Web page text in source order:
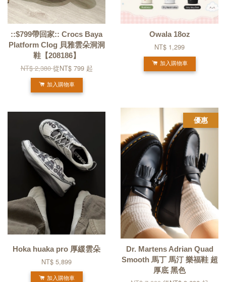
::$799帶回家:: Crocs Baya
Platform Clog 貝雅雲朵洞洞
鞋【208186】
NT$ 2,380從NT$ 799 起
加入購物車
Owala 18oz
NT$ 1,299
加入購物車
Hoka huaka pro 厚緩雲朵
NT$ 5,899
加入購物車
優惠
Dr. Martens Adrian Quad
Smooth 馬丁 馬汀 樂福鞋 超
厚底 黑色